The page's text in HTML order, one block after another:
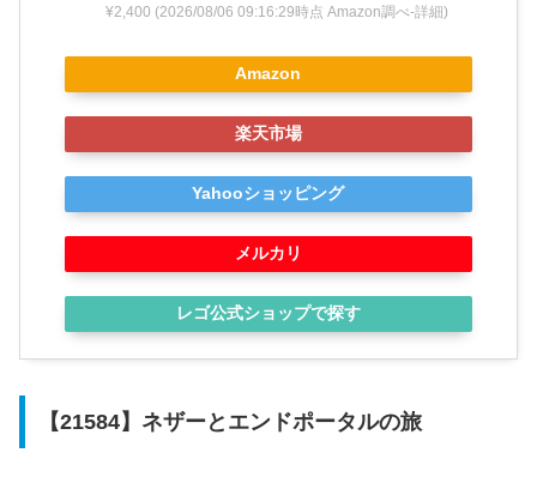
¥2,400 (2026/08/06 09:16:29時点 Amazon調べ-詳細)
Amazon
楽天市場
Yahooショッピング
メルカリ
レゴ公式ショップで探す
【21584】ネザーとエンドポータルの旅